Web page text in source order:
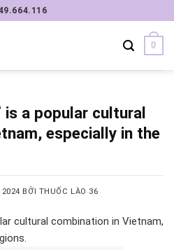
0
is a popular cultural
especially in the
BỞI THUỐC LÀO 36
cultural combination in Vietnam,